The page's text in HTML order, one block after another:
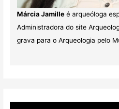
Márcia Jamilleé arqueóloga
Administradora do site
grava para o Arqueologia pelo